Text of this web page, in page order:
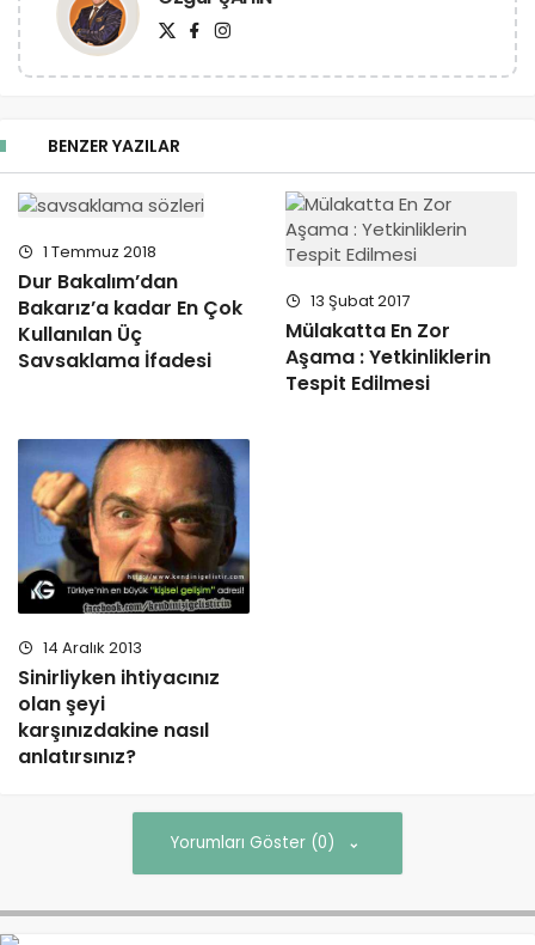
BENZER YAZILAR
1 Temmuz 2018
Dur Bakalım’dan
Bakarız’a kadar En Çok
Kullanılan Üç
Savsaklama İfadesi
13 Şubat 2017
Mülakatta En Zor
Aşama : Yetkinliklerin
Tespit Edilmesi
14 Aralık 2013
Sinirliyken ihtiyacınız
olan şeyi
karşınızdakine nasıl
anlatırsınız?
Yorumları Göster (0)